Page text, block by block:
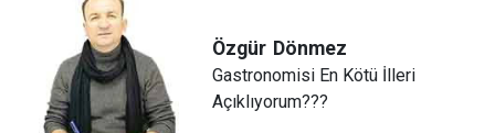
Özgür Dönmez
Gastronomisi En Kötü İlleri
Açıklıyorum???